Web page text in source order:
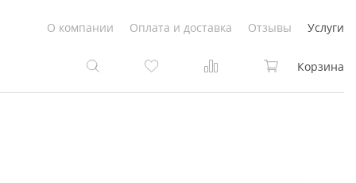
О компании Оплата и доставка Отзывы Услуги
Корзина